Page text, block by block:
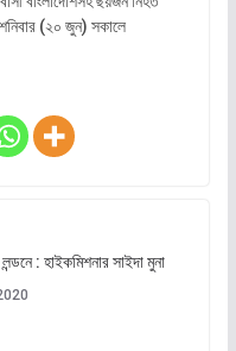
শনিবার (২০ জুন) সকালে
লন্ডনে : হাইকমিশনার সাইদা মুনা